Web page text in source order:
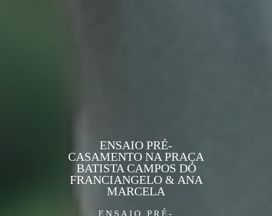
ENSAIO PRÉ-
ENSAIO PRÉ-
CASAMENTO NA PRAÇA
BATISTA CAMPOS DO
FRANCIANGELO & ANA
MARCELA